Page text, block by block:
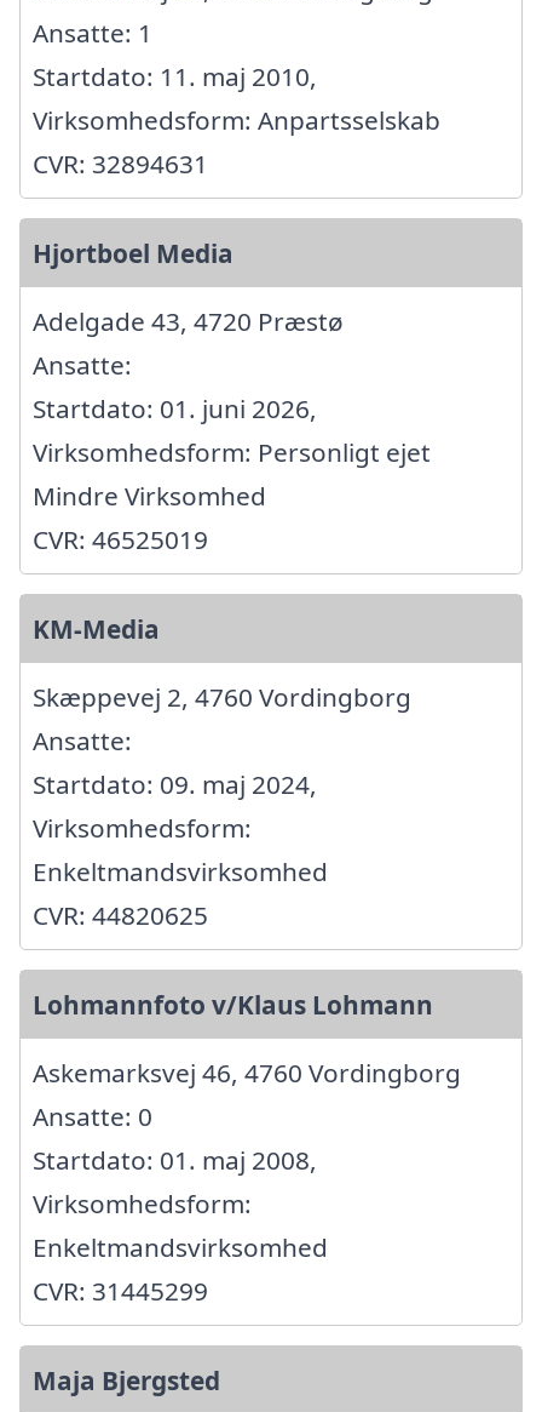
Ansatte: 1
Startdato: 11. maj 2010,
Virksomhedsform: Anpartsselskab
CVR: 32894631
Hjortboel Media
Adelgade 43, 4720 Præstø
Ansatte:
Startdato: 01. juni 2026,
Virksomhedsform: Personligt ejet
Mindre Virksomhed
CVR: 46525019
KM-Media
Skæppevej 2, 4760 Vordingborg
Ansatte:
Startdato: 09. maj 2024,
Virksomhedsform:
Enkeltmandsvirksomhed
CVR: 44820625
Lohmannfoto v/Klaus Lohmann
Askemarksvej 46, 4760 Vordingborg
Ansatte: 0
Startdato: 01. maj 2008,
Virksomhedsform:
Enkeltmandsvirksomhed
CVR: 31445299
Maja Bjergsted